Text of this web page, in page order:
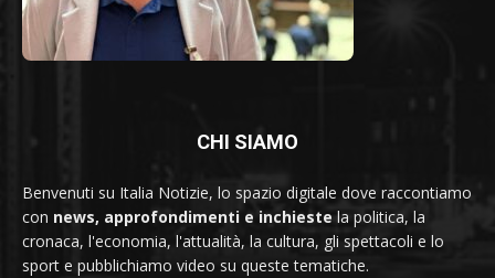
CHI SIAMO
Benvenuti su Italia Notizie, lo spazio digitale dove raccontiamo
con news, approfondimenti e inchieste la politica, la
cronaca, l'economia, l'attualità, la cultura, gli spettacoli e lo
sport e pubblichiamo video su queste tematiche.